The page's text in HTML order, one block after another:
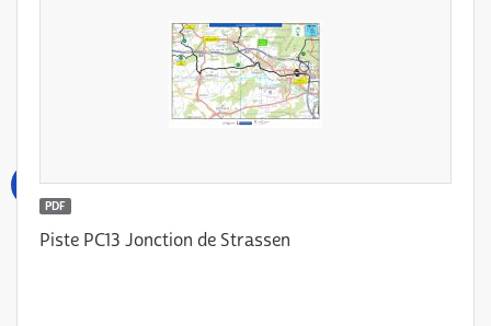
PDF
Piste PC13 Jonction de Strassen